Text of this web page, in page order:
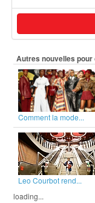
Autres nouvelles
Comment la mode...
Leo Courbot rend...
loading...